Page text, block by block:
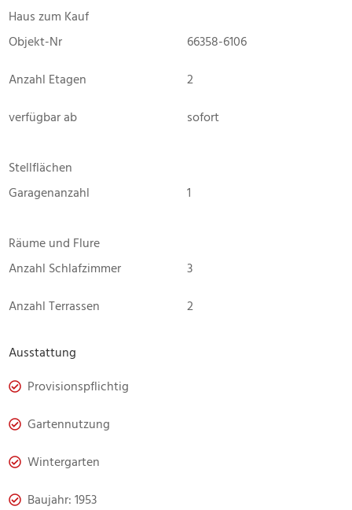
Haus zum Kauf
Objekt-Nr
66358-6106
Anzahl Etagen
2
verfügbar ab
sofort
Stellflächen
Garagenanzahl
1
Räume und Flure
Anzahl Schlafzimmer
3
Anzahl Terrassen
2
Ausstattung
Provisionspflichtig
Gartennutzung
Wintergarten
Baujahr: 1953